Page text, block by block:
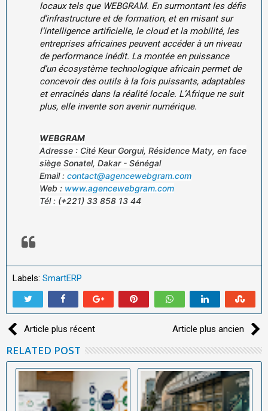
locaux tels que WEBGRAM. En surmontant les défis
d’infrastructure et de formation, et en misant sur
l’intelligence artificielle, le cloud et la mobilité, les
entreprises africaines peuvent accéder à un niveau
de performance inédit. La montée en puissance
d’un écosystème technologique africain permet de
concevoir des outils à la fois puissants, adaptables
et enracinés dans la réalité locale. L’Afrique ne suit
plus, elle invente son avenir numérique.
WEBGRAM
Adresse : Cité Keur Gorgui, Résidence Maty, en face
siège Sonatel, Dakar - Sénégal
Email : contact@agencewebgram.com
Web : www.agencewebgram.com
Tél : (+221) 33 858 13 44
Labels: SmartERP
Article plus récent Article plus ancien
RELATED POST